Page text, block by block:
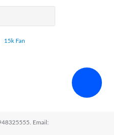
15k Fan
Email: